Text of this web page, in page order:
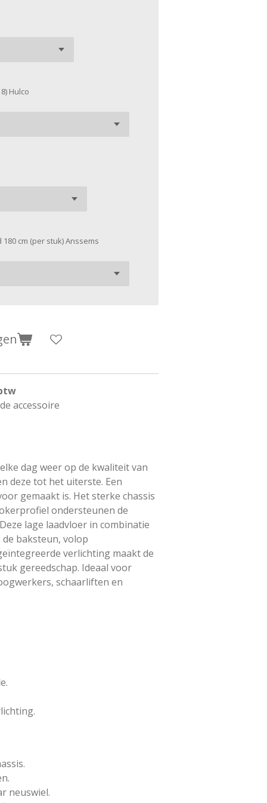
Hulco
cm (per stuk) Anssems
accessoire
dag weer op de kwaliteit van
deze tot het uiterste. Een
gemaakt is. Het sterke chassis
ondersteunen de
lage laadvloer in combinatie
baksteun, volop
verlichting maakt de
gereedschap. Ideaal voor
schaarliften en
neuswiel.